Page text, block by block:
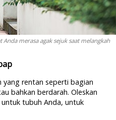
merasa agak sejuk saat melangkah
rentan seperti bagian
bahkan berdarah. Oleskan
tubuh Anda, untuk